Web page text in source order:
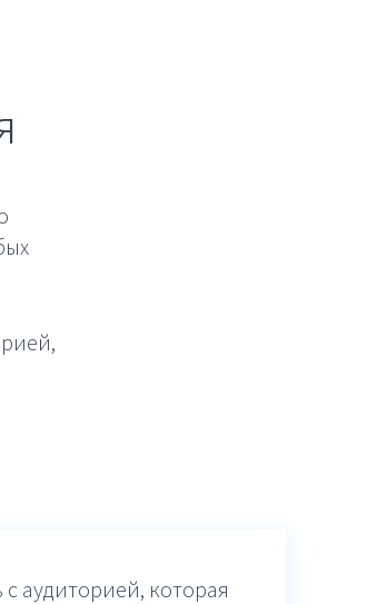
аудиторией, которая